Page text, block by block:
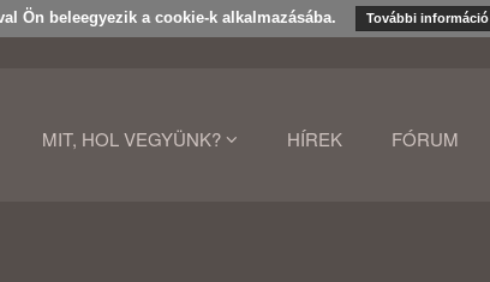
Ön beleegyezik a cookie-k alkalmazásába. További információ
MIT, HOL VEGYÜNK? HÍREK FÓRUM